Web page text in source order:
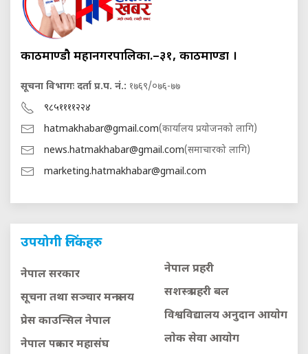
काठमाण्डौ महानगरपालिका.–३१, काठमाण्डौं ।
सूचना विभागः दर्ता प्र.प. नं.: १७६९/०७६-७७
९८५११११२२४
hatmakhabar@gmail.com(कार्यालय प्रयोजनको लागि)
news.hatmakhabar@gmail.com(समाचारको लागि)
marketing.hatmakhabar@gmail.com
उपयोगी लिंकहरु
नेपाल सरकार
सूचना तथा सञ्चार मन्त्रालय
प्रेस काउन्सिल नेपाल
नेपाल पत्रकार महासंघ
नेपाल प्रहरी
सशस्त्र प्रहरी बल
विश्वविद्यालय अनुदान आयाेग
लाेक सेवा आयाेग